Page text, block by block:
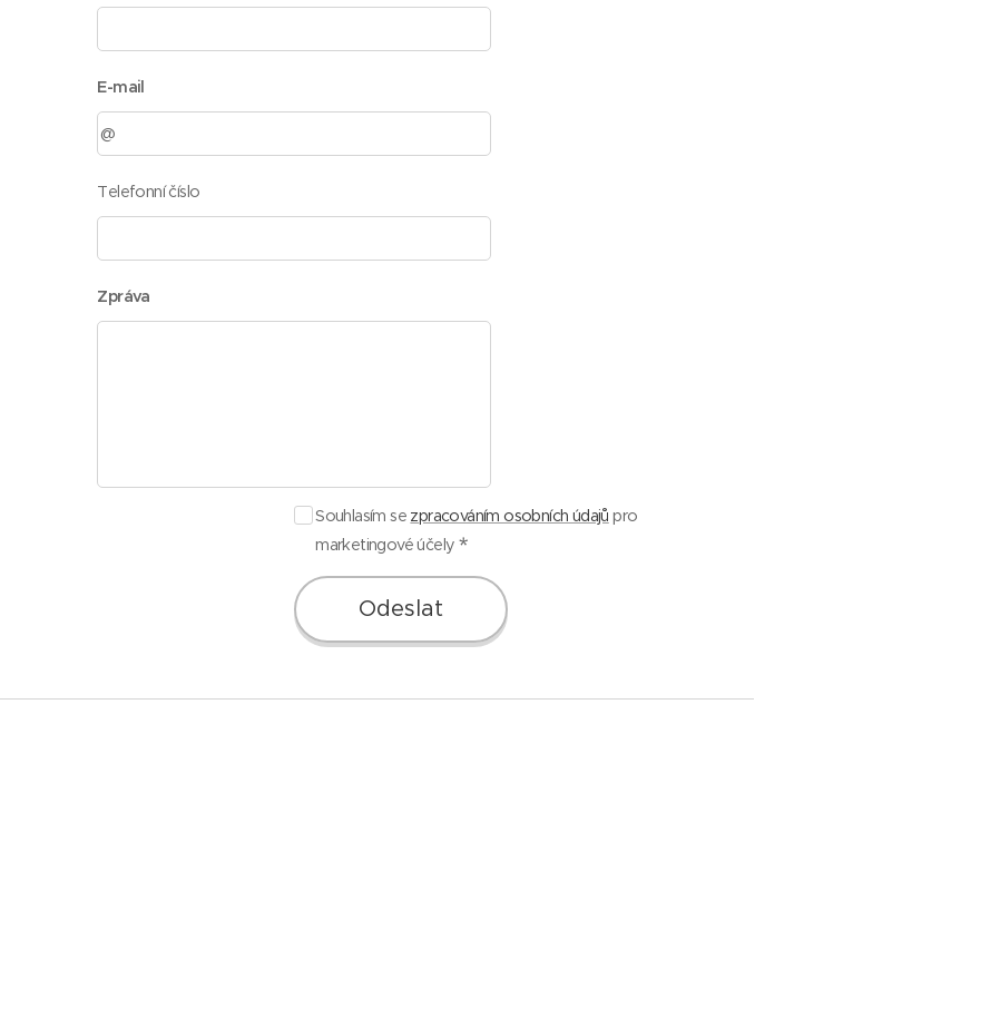
E-mail
Telefonní číslo
Zpráva
Souhlasím se zpracováním osobních údajů pro
marketingové účely
Odeslat